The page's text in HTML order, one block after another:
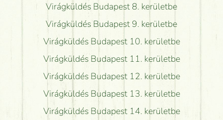
Virágküldés Budapest 8. kerületbe
Virágküldés Budapest 9. kerületbe
Virágküldés Budapest 10. kerületbe
Virágküldés Budapest 11. kerületbe
Virágküldés Budapest 12. kerületbe
Virágküldés Budapest 13. kerületbe
Virágküldés Budapest 14. kerületbe